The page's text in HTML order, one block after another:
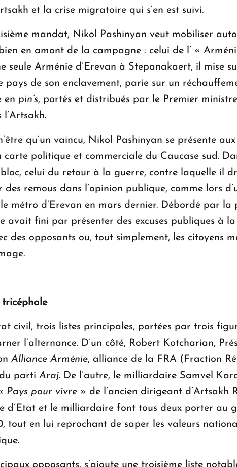
et la crise migratoire qui s’en est suivi.
mandat, Nikol Pashinyan veut mobiliser
en amont de la campagne : celui de l’ «
seule Arménie d’Erevan à Stepanakaert, il mise
pays de son enclavement, parie sur un
en pin’s, portés et distribués par le Premier
l’Artsakh.
qu’un vaincu, Nikol Pashinyan se présente
carte politique et commerciale du Caucase sud.
bloc, celui du retour à la guerre, contre laquelle il
des remous dans l’opinion publique, comme lors
le métro d’Erevan en mars dernier. Débordé par
avait fini par présenter des excuses publiques à
des opposants ou, tout simplement, les citoyens
tricéphale
civil, trois listes principales, portées par trois
l’alternance. D’un côté, Robert Kotcharian,
Alliance Arménie, alliance de la FRA (Fraction
parti Araj. De l’autre, le milliardaire Samvel
Pays pour vivre » de l’ancien dirigeant d’Artsakh
d’Etat et le milliardaire font tous deux porter au
tout en lui reprochant de saper les valeurs